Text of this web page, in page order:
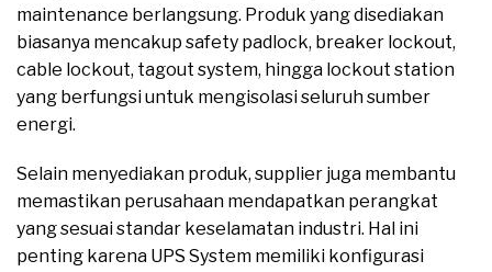
maintenance berlangsung. Produk yang disediakan
biasanya mencakup safety padlock, breaker lockout,
cable lockout, tagout system, hingga lockout station
yang berfungsi untuk mengisolasi seluruh sumber
energi.
Selain menyediakan produk, supplier juga membantu
memastikan perusahaan mendapatkan perangkat
yang sesuai standar keselamatan industri. Hal ini
penting karena UPS System memiliki konfigurasi